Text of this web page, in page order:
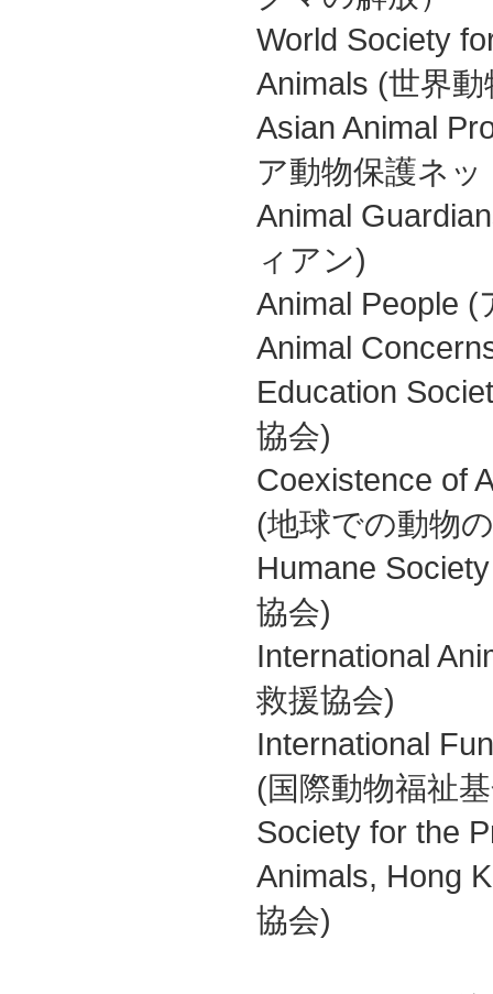
World Society
Animals (世界
Asian Animal
ア動物保護ネ
Animal
ィアン)
Animal People
Animal
Education
協会)
Coexistence of
(地球での動物
Humane
協会)
International
救援協会)
International
(国際動物福祉
Society for the
Animals, Hong
協会)